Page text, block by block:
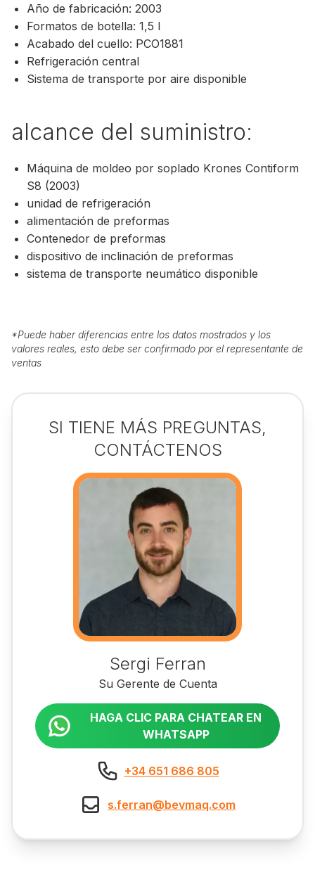
Año de fabricación: 2003
Formatos de botella: 1,5 l
Acabado del cuello: PCO1881
Refrigeración central
Sistema de transporte por aire disponible
alcance del suministro:
Máquina de moldeo por soplado Krones Contiform
S8 (2003)
unidad de refrigeración
alimentación de preformas
Contenedor de preformas
dispositivo de inclinación de preformas
sistema de transporte neumático disponible
*Puede haber diferencias entre los datos mostrados y los
valores reales, esto debe ser confirmado por el representante de
ventas
SI TIENE MÁS PREGUNTAS,
CONTÁCTENOS
Sergi Ferran
Su Gerente de Cuenta
HAGA CLIC PARA CHATEAR EN
WHATSAPP
+34 651 686 805
s.ferran@bevmaq.com